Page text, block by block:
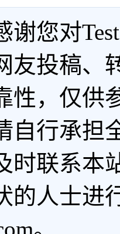
谢您对
友投稿、
性，仅供
自行承担
时联系本
的人士进
。